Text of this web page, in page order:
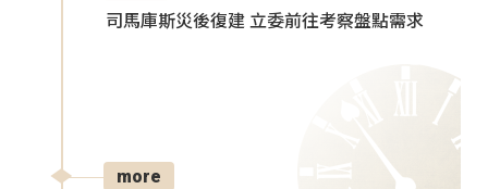
司馬庫斯災後復建 立委前往考察盤點需求
more